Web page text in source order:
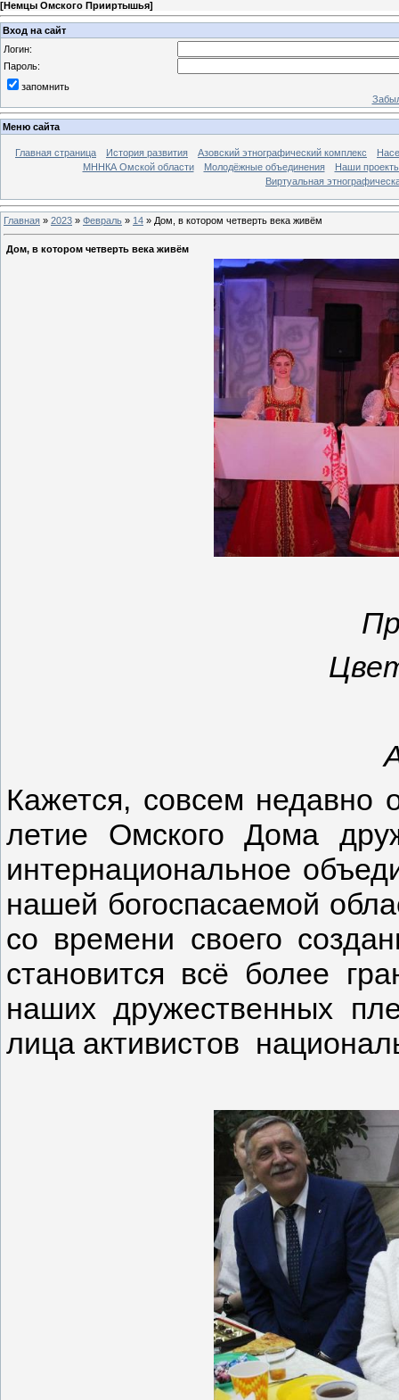
[Немцы Омского Прииртышья]
Вход на сайт
Логин:
Пароль:
запомнить
Меню сайта
Главная страница История развития Азовский этнографический комплекс
МННКА Омской области
Молодёжные объединения
Наши
Виртуальная
Главная » 2023 » Февраль » 14 » Дом, в котором четверть века живём
Дом, в котором четверть века живём
Кажется, совсем недавно
летие Омского Дома
интернациональное
нашей богоспасаемой
со времени своего
становится всё более
наших дружественных
лица активистов